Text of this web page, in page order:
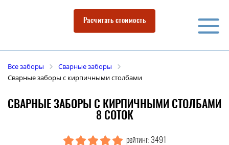
Расчитать стоимость
Все заборы
Сварные заборы
Сварные заборы с кирпичными столбами
СВАРНЫЕ ЗАБОРЫ С КИРПИЧНЫМИ СТОЛБАМИ
8 СОТОК
рейтинг: 3491